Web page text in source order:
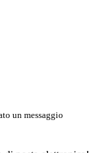
un messaggio